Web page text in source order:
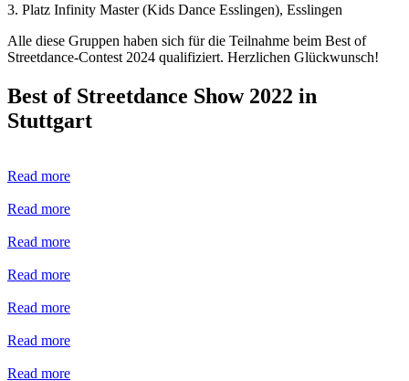
3. Platz Infinity Master (Kids Dance Esslingen), Esslingen
Alle diese Gruppen haben sich für die Teilnahme beim Best of
Streetdance-Contest 2024 qualifiziert. Herzlichen Glückwunsch!
Best of Streetdance Show 2022 in
Stuttgart
Read more
Read more
Read more
Read more
Read more
Read more
Read more